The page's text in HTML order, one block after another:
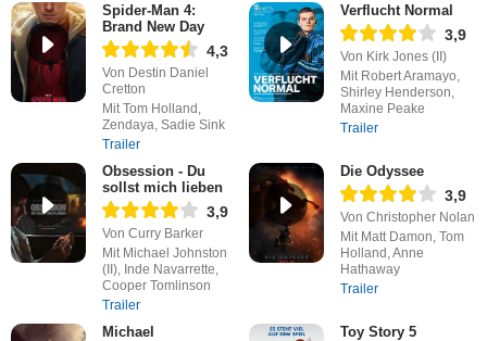
Spider-Man 4:
Brand New Day
4,3
Von Destin Daniel
Cretton
Mit Tom Holland,
Zendaya, Sadie Sink
Trailer
Verflucht Normal
3,9
Von Kirk Jones (II)
Mit Robert Aramayo,
Shirley Henderson,
Maxine Peake
Trailer
Obsession - Du
sollst mich lieben
3,9
Von Curry Barker
Mit Michael Johnston
(II), Inde Navarrette,
Cooper Tomlinson
Trailer
Die Odyssee
3,9
Von Christopher Nolan
Mit Matt Damon, Tom
Holland, Anne
Hathaway
Trailer
Michael Toy Story 5